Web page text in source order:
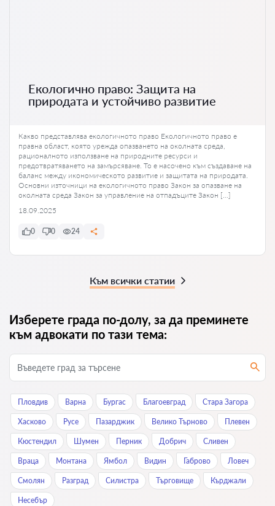
Екологично право: Защита на
природата и устойчиво развитие
Какво представлява екологичното право Екологичното право е
правна област, която урежда опазването на околната среда,
рационалното използване на природните ресурси и
предотвратяването на замърсяване. То е насочено към създаване на
баланс между икономическото развитие и защитата на природата.
Основни източници на екологичното право Закон за опазване на
околната среда Закон за управление на отпадъците Закон […]
18.09.2025
0 0 24
Към всички статии
Изберете града по-долу, за да преминете
към адвокати по тази тема:
Пловдив Варна Бургас Благоевград Стара Загора
Хасково Русе Пазарджик Велико Търново Плевен
Кюстендил Шумен Перник Добрич Сливен
Враца Монтана Ямбол Видин Габрово Ловеч
Смолян Разград Силистра Търговище Кърджали
Нeсeбър